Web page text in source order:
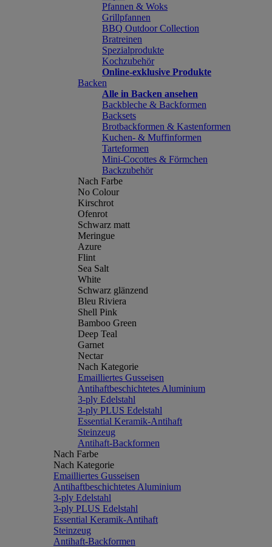
Pfannen & Woks
Grillpfannen
BBQ Outdoor Collection
Bratreinen
Spezialprodukte
Kochzubehör
Online-exklusive Produkte
Backen
Alle in Backen ansehen
Backbleche & Backformen
Backsets
Brotbackformen & Kastenformen
Kuchen- & Muffinformen
Tarteformen
Mini-Cocottes & Förmchen
Backzubehör
Nach Farbe
No Colour
Kirschrot
Ofenrot
Schwarz matt
Meringue
Azure
Flint
Sea Salt
White
Schwarz glänzend
Bleu Riviera
Shell Pink
Bamboo Green
Deep Teal
Garnet
Nectar
Nach Kategorie
Emailliertes Gusseisen
Antihaftbeschichtetes Aluminium
3-ply Edelstahl
3-ply PLUS Edelstahl
Essential Keramik-Antihaft
Steinzeug
Antihaft-Backformen
Nach Farbe
Nach Kategorie
Emailliertes Gusseisen
Antihaftbeschichtetes Aluminium
3-ply Edelstahl
3-ply PLUS Edelstahl
Essential Keramik-Antihaft
Steinzeug
Antihaft-Backformen